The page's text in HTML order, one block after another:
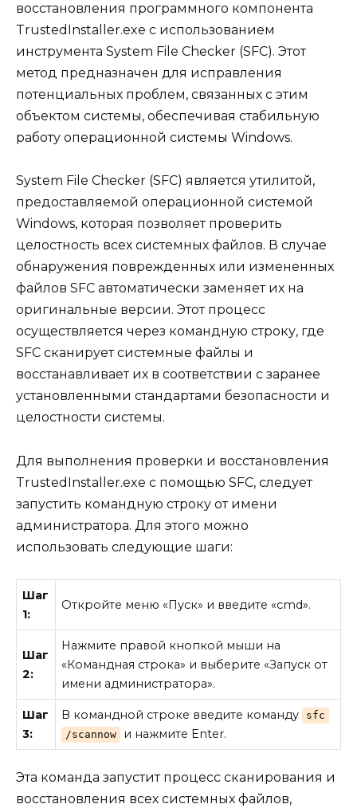
восстановления программного компонента
TrustedInstaller.exe с использованием
инструмента System File Checker (SFC). Этот
метод предназначен для исправления
потенциальных проблем, связанных с этим
объектом системы, обеспечивая стабильную
работу операционной системы Windows.
System File Checker (SFC) является утилитой,
предоставляемой операционной системой
Windows, которая позволяет проверить
целостность всех системных файлов. В случае
обнаружения поврежденных или измененных
файлов SFC автоматически заменяет их на
оригинальные версии. Этот процесс
осуществляется через командную строку, где
SFC сканирует системные файлы и
восстанавливает их в соответствии с заранее
установленными стандартами безопасности и
целостности системы.
Для выполнения проверки и восстановления
TrustedInstaller.exe с помощью SFC, следует
запустить командную строку от имени
администратора. Для этого можно
использовать следующие шаги:
Шаг
1:
Откройте меню «Пуск» и введите «cmd».
Шаг
2:
Нажмите правой кнопкой мыши на
«Командная строка» и выберите «Запуск от
имени администратора».
Шаг
3:
В командной строке введите команду
sfc
/scannow
и нажмите Enter.
Эта команда запустит процесс сканирования и
восстановления всех системных файлов,